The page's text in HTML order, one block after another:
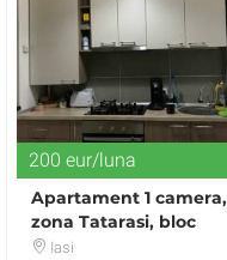
200 eur/luna
Apartament 1 camera,
zona Tatarasi, bloc
nou,
Iasi